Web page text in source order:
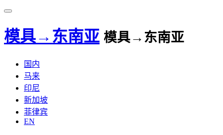
模具→东南亚 模具→东南亚
国内
马来
印尼
新加坡
菲律宾
EN